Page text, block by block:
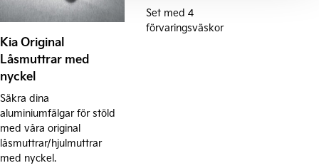
Kia Original
Låsmuttrar med
nyckel
Säkra dina
aluminiumfälgar för stöld
med våra original
låsmuttrar/hjulmuttrar
med nyckel.
Set med 4
förvaringsväskor